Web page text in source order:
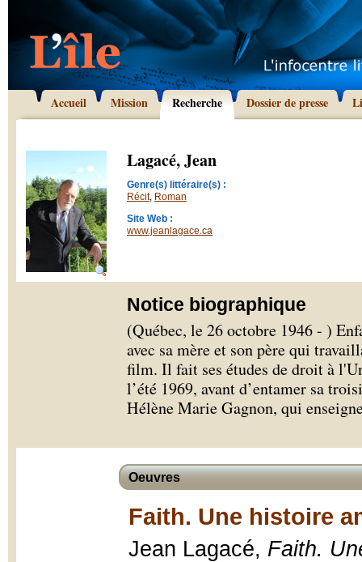
Accueil Mission Recherche Dossier de presse
Lagacé, Jean
Genre(s) littéraire(s) :
Récit, Roman
Site Web :
www.jeanlagace.ca
Notice biographique
(Québec, le 26 octobre 1946 - )
avec sa mère et son père qui
film. Il fait ses études de droit à
l’été 1969, avant d’entamer sa
Hélène Marie Gagnon, qui
Oeuvres
Faith. Une histoire
Jean Lagacé, Faith.